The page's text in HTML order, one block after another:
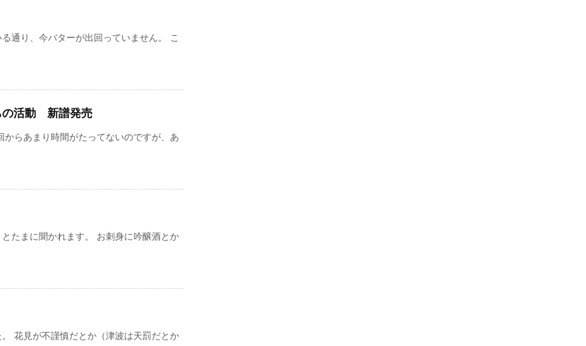
通り、今バターが出回っていません。 こ
の活動 新譜発売
らあまり時間がたってないのですが、あ
たまに聞かれます。 お刺身に吟醸酒とか
花見が不謹慎だとか（津波は天罰だとか